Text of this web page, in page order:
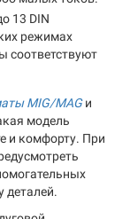
13 DIN
режимах
соответствуют
MIG/MAGи
модель
и комфорту. При
деталей.